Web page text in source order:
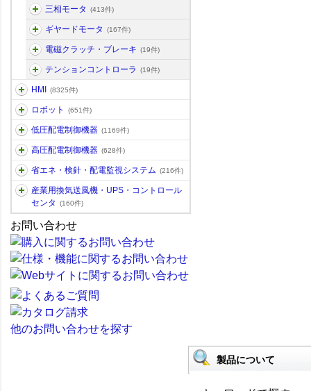
三相モータ (413件)
ギヤードモータ (167件)
電磁クラッチ・ブレーキ (19件)
テンションコントローラ (19件)
HMI (8325件)
ロボット (651件)
低圧配電制御機器 (1169件)
高圧配電制御機器 (628件)
省エネ・検針・配電監視システム (216件)
産業用換気送風機・UPS・コントロール
センタ
(160件)
お問い合わせ
他のお問い合わせを探す
製品について